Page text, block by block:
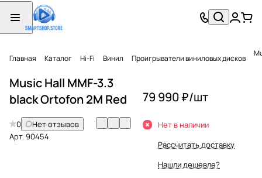
Главная Каталог Hi-Fi Винил Проигрыватели виниловых дисков
Music Hall MMF-3.3
black Ortofon 2M Red
0
Нет отзывов
Арт.90454
79 990 ₽/шт
Нет в наличии
Рассчитать доставку
Нашли дешевле?